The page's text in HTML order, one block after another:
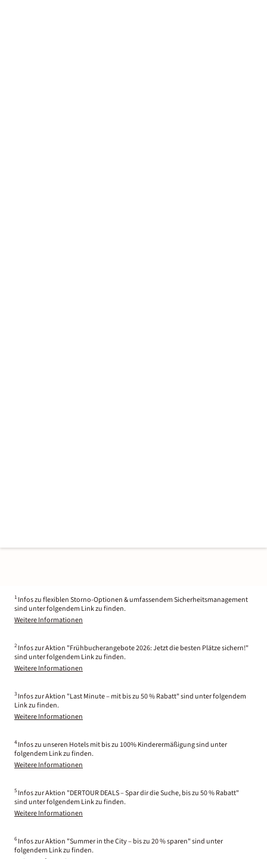
1 Infos zu flexiblen Storno-Optionen & umfassendem Sicherheitsmanagement
sind unter folgendem Link zu finden.
Weitere Informationen
2 Infos zur Aktion "Frühbucherangebote 2026: Jetzt die besten Plätze sichern!"
sind unter folgendem Link zu finden.
Weitere Informationen
3 Infos zur Aktion "Last Minute – mit bis zu 50 % Rabatt" sind unter folgendem
Link zu finden.
Weitere Informationen
4 Infos zu unseren Hotels mit bis zu 100% Kinderermäßigung sind unter
folgendem Link zu finden.
Weitere Informationen
5 Infos zur Aktion "DERTOUR DEALS – Spar dir die Suche, bis zu 50 % Rabatt"
sind unter folgendem Link zu finden.
Weitere Informationen
6 Infos zur Aktion "Summer in the City – bis zu 20 % sparen" sind unter
folgendem Link zu finden.